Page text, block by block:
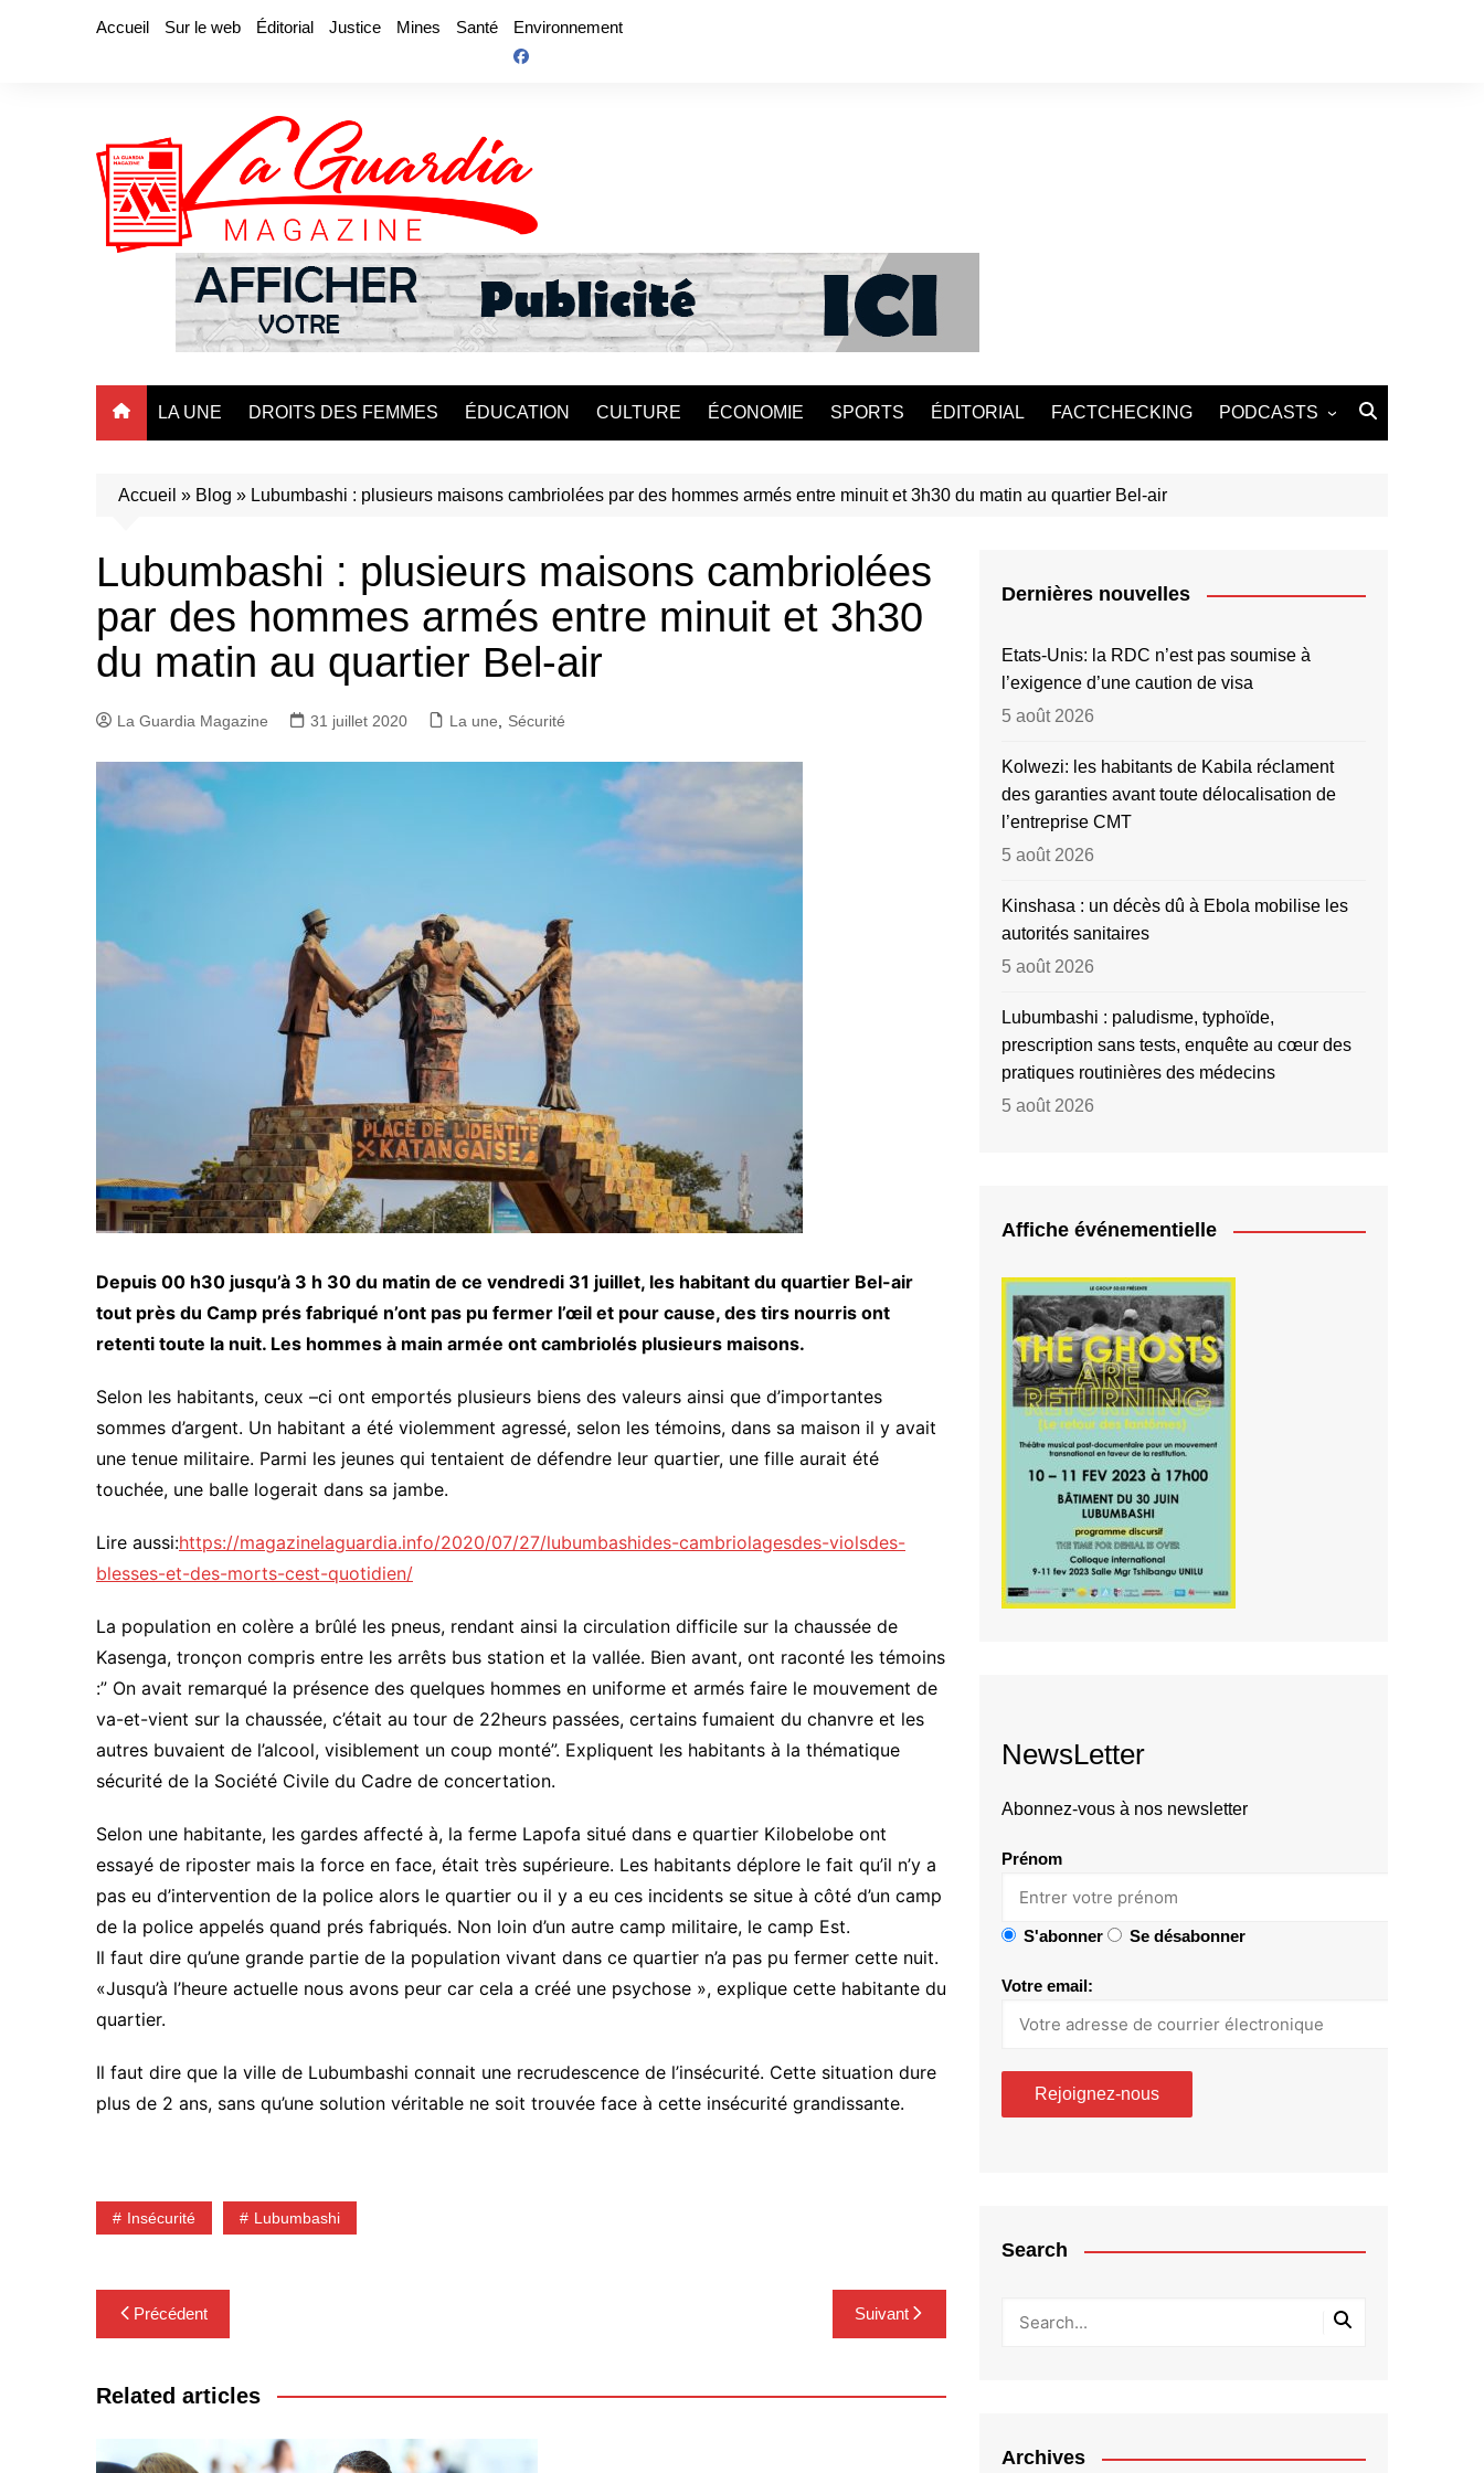
Accueil Sur le web Éditorial Justice Mines Santé Environnement
LA UNE DROITS DES FEMMES ÉDUCATION CULTURE ÉCONOMIE SPORTS ÉDITORIAL FACTCHECKING PODCASTS
Accueil » Blog » Lubumbashi : plusieurs maisons cambriolées par des hommes armés entre minuit et 3h30 du matin au quartier Bel-air
Lubumbashi : plusieurs maisons cambriolées
par des hommes armés entre minuit et 3h30
du matin au quartier Bel-air
La Guardia Magazine 31 juillet 2020 La une, Sécurité
Depuis 00 h30 jusqu’à 3 h 30 du matin de ce vendredi 31 juillet, les habitant du quartier Bel-air
tout près du Camp prés fabriqué n’ont pas pu fermer l’œil et pour cause, des tirs nourris ont
retenti toute la nuit. Les hommes à main armée ont cambriolés plusieurs maisons.
Selon les habitants, ceux –ci ont emportés plusieurs biens des valeurs ainsi que d’importantes
sommes d’argent. Un habitant a été violemment agressé, selon les témoins, dans sa maison il y avait
une tenue militaire. Parmi les jeunes qui tentaient de défendre leur quartier, une fille aurait été
touchée, une balle logerait dans sa jambe.
Lire aussi:https://magazinelaguardia.info/2020/07/27/lubumbashides-cambriolagesdes-violsdes-
blesses-et-des-morts-cest-quotidien/
La population en colère a brûlé les pneus, rendant ainsi la circulation difficile sur la chaussée de
Kasenga, tronçon compris entre les arrêts bus station et la vallée. Bien avant, ont raconté les témoins
:” On avait remarqué la présence des quelques hommes en uniforme et armés faire le mouvement de
va-et-vient sur la chaussée, c’était au tour de 22heurs passées, certains fumaient du chanvre et les
autres buvaient de l’alcool, visiblement un coup monté”. Expliquent les habitants à la thématique
sécurité de la Société Civile du Cadre de concertation.
Selon une habitante, les gardes affecté à, la ferme Lapofa situé dans e quartier Kilobelobe ont
essayé de riposter mais la force en face, était très supérieure. Les habitants déplore le fait qu’il n’y a
pas eu d’intervention de la police alors le quartier ou il y a eu ces incidents se situe à côté d’un camp
de la police appelés quand prés fabriqués. Non loin d’un autre camp militaire, le camp Est.
Il faut dire qu’une grande partie de la population vivant dans ce quartier n’a pas pu fermer cette nuit.
«Jusqu’à l’heure actuelle nous avons peur car cela a créé une psychose », explique cette habitante du
quartier.
Il faut dire que la ville de Lubumbashi connait une recrudescence de l’insécurité. Cette situation dure
plus de 2 ans, sans qu’une solution véritable ne soit trouvée face à cette insécurité grandissante.
Insécurité Lubumbashi
Navigation
de
l’article
Précédent Suivant
Related articles
Dernières nouvelles
Etats-Unis: la RDC n’est pas soumise à
l’exigence d’une caution de visa
5 août 2026
Kolwezi: les habitants de Kabila réclament
des garanties avant toute délocalisation de
l’entreprise CMT
5 août 2026
Kinshasa : un décès dû à Ebola mobilise les
autorités sanitaires
5 août 2026
Lubumbashi : paludisme, typhoïde,
prescription sans tests, enquête au cœur des
pratiques routinières des médecins
5 août 2026
Affiche événementielle
NewsLetter
Abonnez-vous à nos newsletter
Prénom
S'abonner Se désabonner
Votre email:
Search
Archives